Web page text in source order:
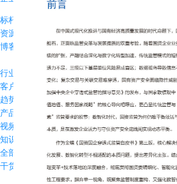
标杆案例
资源中心
博客文章
行业应用
客户实践
趋势见解
产品动态
视频播客
知识问答
全部资源
干货下载